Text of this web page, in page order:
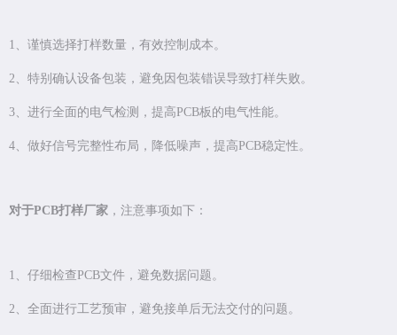
1、谨慎选择打样数量，有效控制成本。
2、特别确认设备包装，避免因包装错误导致打样失败。
3、进行全面的电气检测，提高PCB板的电气性能。
4、做好信号完整性布局，降低噪声，提高PCB稳定性。
对于PCB打样厂家 ，注意事项如下：
1、仔细检查PCB文件，避免数据问题。
2、全面进行工艺预审，避免接单后无法交付的问题。